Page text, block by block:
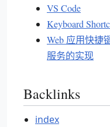
VS Code
Keyboard
Web 应用快捷
服务的实现
Backlinks
index